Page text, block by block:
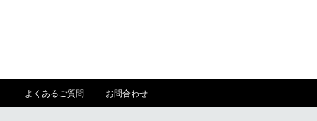
よくあるご質問 お問合わせ